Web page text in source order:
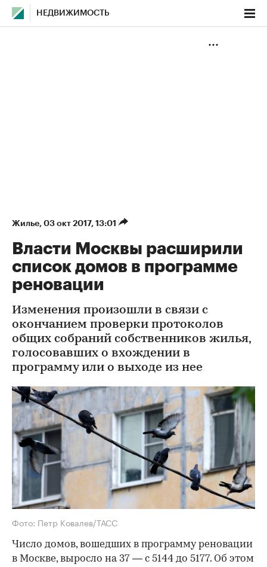
НЕДВИЖИМОСТЬ
Жилье⁠, 03 окт 2017, 13:01
Власти Москвы расширили
список домов в программе
реновации
Изменения произошли в связи с
окончанием проверки протоколов
общих собраний собственников жилья,
голосовавших о вхождении в
программу или о выходе из нее
Фото: Петр Ковалев/ТАСС
Число домов, вошедших в программу реновации
в Москве, выросло на 37 — с 5144 до 5177. Об этом